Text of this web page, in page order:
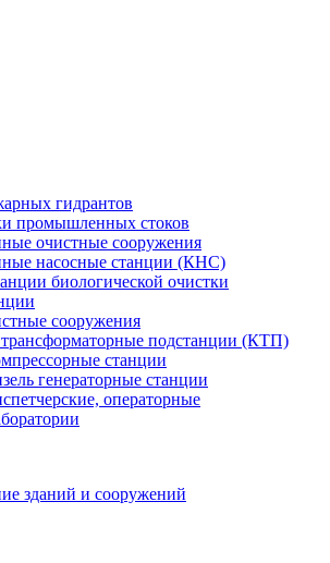
гидрантов
промышленных стоков
очистные сооружения
насосные станции (КНС)
биологической очистки
сооружения
подстанции (КТП)
станции
генераторные станции
операторные
зданий и сооружений